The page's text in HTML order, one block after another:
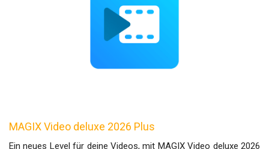
MAGIX Video deluxe 2026 Plus
Ein neues Level für deine Videos, mit MAGIX Video deluxe 2026